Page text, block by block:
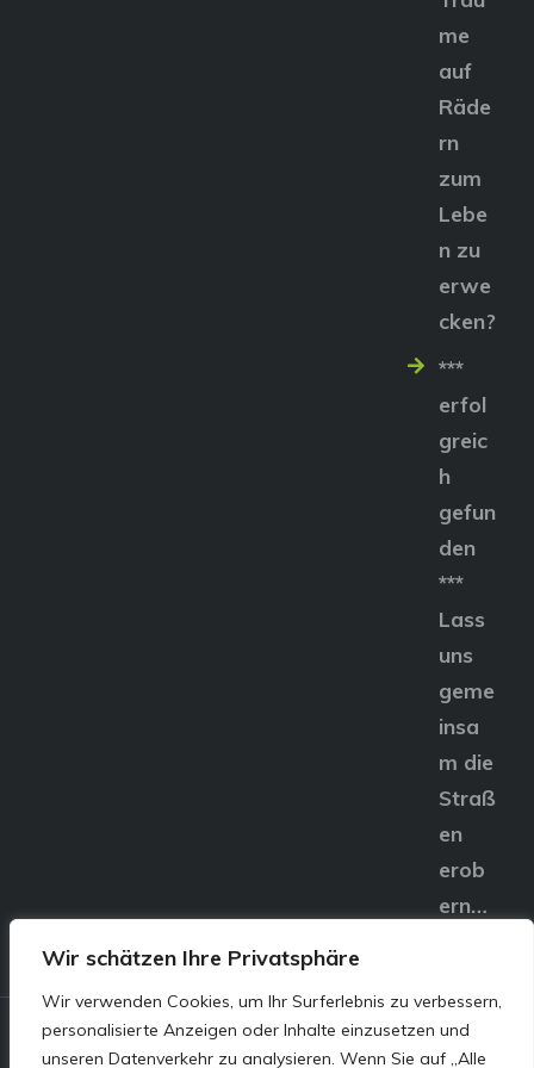
Wir schätzen Ihre Privatsphäre
Wir verwenden Cookies, um Ihr Surferlebnis zu verbessern,
personalisierte Anzeigen oder Inhalte einzusetzen und
unseren Datenverkehr zu analysieren. Wenn Sie auf „Alle
me
auf
Räde
rn
zum
Lebe
n zu
erwe
cken?
***
erfol
greic
h
gefun
den
***
Lass
uns
geme
insa
m die
Straß
en
erob
ern…
© E&S Motors GmbH,